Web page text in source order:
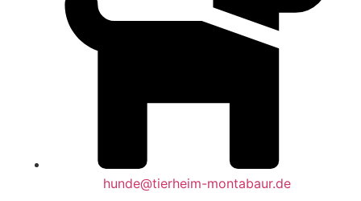
hunde@tierheim-montabaur.de